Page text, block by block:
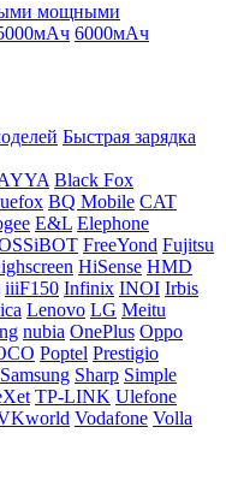
мощными
6000мАч
Быстрая зарядка
Black Fox
BQ Mobile CAT
E&L Elephone
FreeYond Fujitsu
HiSense HMD
iiiF150 Infinix INOI Irbis
Lenovo LG Meitu
nubia OnePlus Oppo
Poptel Prestigio
Samsung Sharp Simple
TP-LINK Ulefone
Vodafone Volla